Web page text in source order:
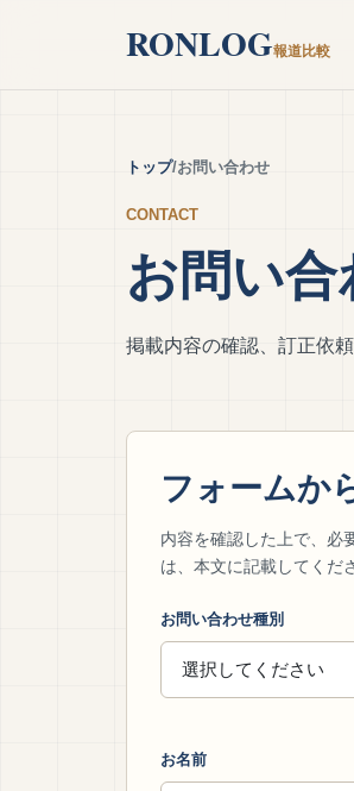
RONLOG報道比較
トップ お問い合わせ
CONTACT
お問い合
掲載内容の確認、訂正依
フォームか
内容を確認した上で、必
は、本文に記載してくだ
お問い合わせ種別
お名前